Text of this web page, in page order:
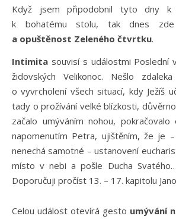
Když jsem připodobnil tyto dny k
k bohatému stolu, tak dnes
a opuštěnost Zeleného čtvrtku.
Intimita souvisí s událostmi Poslední
židovských Velikonoc. Nešlo
o vyvrcholení všech situací, kdy Ježíš
tady o prožívání velké blízkosti,
začalo umýváním nohou, pokračovalo
napomenutím Petra, ujištěním, že je
nenechá samotné – ustanovení
místo v nebi a pošle Ducha
Doporučuji pročíst 13. – 17. kapitolu
Celou událost otevírá gesto umývání